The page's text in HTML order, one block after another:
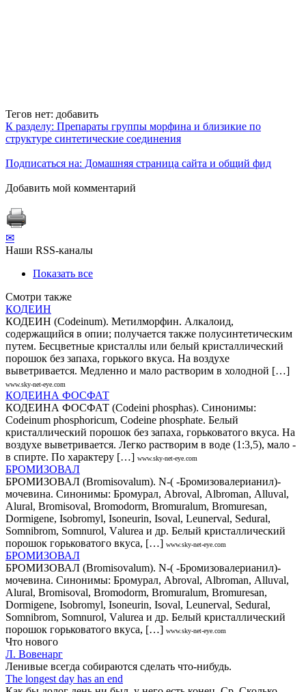
Тегов нет: добавить
К разделу: Препараты группы морфина и близикие по
структуре синтетические соединения
Подписаться на: Домашняя страница сайта и общий фид
Добавить мой комментарий
✉
Наши RSS-каналы
Показать все
Смотри также
КОДЕИН
КОДЕИН (Codeinum). Метилморфин. Алкалоид,
содержащийся в опии; получается также полусинтетическим
путем. Бесцветные кристаллы или белый кристаллический
порошок без запаха, горького вкуса. На воздухе
выветривается. Медленно и мало растворим в холодной […]
www.sky-net-eye.com
КОДЕИНА ФОСФАТ
КОДЕИНА ФОСФАТ (Codeini phosphas). Синонимы:
Codeinum phosphoricum, Codeine phosphate. Белый
кристаллический порошок без запаха, горьковатого вкуса. На
воздухе выветривается. Легко растворим в воде (1:3,5), мало -
в спирте. По характеру […] www.sky-net-eye.com
БРОМИЗОВАЛ
БРОМИЗОВАЛ (Вrоmisovаlum). N-( -Бромизовалерианил)-
мочевина. Синонимы: Бромурал, Аbrоvаl, Аlbroman, Аlluval,
Аlural, Вrоmisоvаl, Вrоmodorm, Вrоmurаlum, Вrоmurеsаn,
Dоrmigene, Isobromyl, Isoneurin, Isoval, Lеunеrvаl, Sedural,
Sоmnibrom, Sоmnurоl, Vаlureа и др. Белый кристаллический
порошок горьковатого вкуса, […] www.sky-net-eye.com
БРОМИЗОВАЛ
БРОМИЗОВАЛ (Вrоmisovаlum). N-( -Бромизовалерианил)-
мочевина. Синонимы: Бромурал, Аbrоvаl, Аlbroman, Аlluval,
Аlural, Вrоmisоvаl, Вrоmodorm, Вrоmurаlum, Вrоmurеsаn,
Dоrmigene, Isobromyl, Isoneurin, Isoval, Lеunеrvаl, Sedural,
Sоmnibrom, Sоmnurоl, Vаlureа и др. Белый кристаллический
порошок горьковатого вкуса, […] www.sky-net-eye.com
Что нового
Л. Вовенарг
Ленивые всегда собираются сделать что-нибудь.
The longest day has an end